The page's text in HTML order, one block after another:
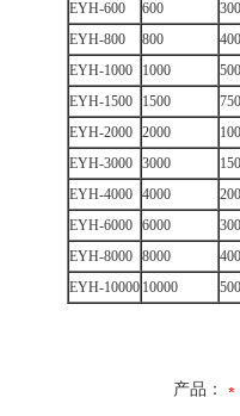
EYH-600
600
300
EYH-800
800
400
EYH-1000
1000
500
EYH-1500
1500
750
EYH-2000 2000
EYH-3000 3000
EYH-4000 4000
EYH-6000 6000
EYH-8000 8000
EYH-10000 10000
产品：